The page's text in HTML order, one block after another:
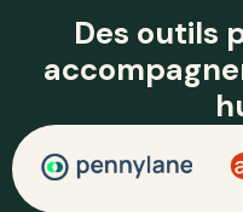
Des outils